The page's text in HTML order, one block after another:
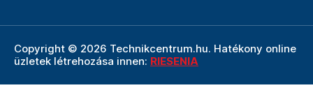
Copyright © 2026 Technikcentrum.hu. Hatékony online
üzletek létrehozása innen: RIESENIA